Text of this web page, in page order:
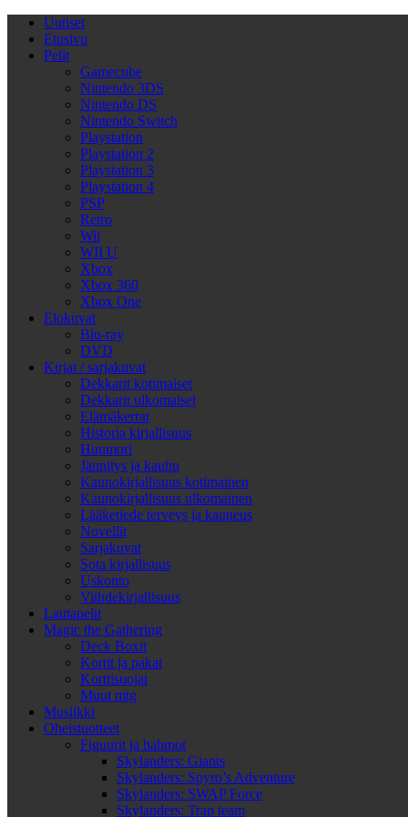
Uutiset
Etusivu
Pelit
Gamecube
Nintendo 3DS
Nintendo DS
Nintendo Switch
Playstation
Playstation 2
Playstation 3
Playstation 4
PSP
Retro
Wii
WII U
Xbox
Xbox 360
Xbox One
Elokuvat
Blu-ray
DVD
Kirjat / sarjakuvat
Dekkarit kotimaiset
Dekkarit ulkomaiset
Elämäkerrat
Historia kirjallisuus
Huumori
Jännitys ja kauhu
Kaunokirjallisuus kotimainen
Kaunokirjallisuus ulkomainen
Lääketiede terveys ja kauneus
Novellit
Sarjakuvat
Sota kirjallisuus
Uskonto
Viihdekirjallisuus
Lautapelit
Magic the Gathering
Deck Boxit
Kortit ja pakat
Korttisuojat
Muut mtg
Musiikki
Oheistuotteet
Figuurit ja hahmot
Skylanders: Giants
Skylanders: Spyro’s Adventure
Skylanders: SWAP Force
Skylanders: Trap team